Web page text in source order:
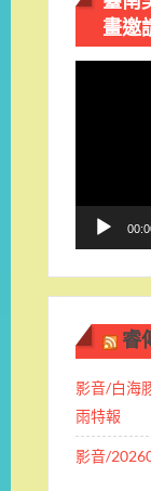
畫邀
睿
影音/白海
雨特報
影音/